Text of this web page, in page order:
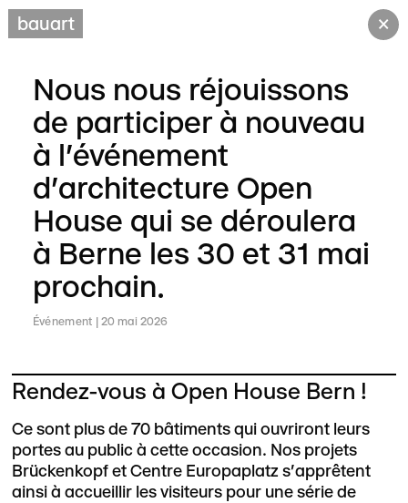
bauart ×
Nous nous réjouissons
de participer à nouveau
à l'événement
d'architecture Open
House qui se déroulera
à Berne les 30 et 31 mai
prochain.
Événement 20 mai 2026
Rendez-vous à Open House Bern !
Ce sont plus de 70 bâtiments qui ouvriront leurs
portes au public à cette occasion. Nos projets
Brückenkopf et Centre Europaplatz s'apprêtent
ainsi à accueillir les visiteurs pour une série de